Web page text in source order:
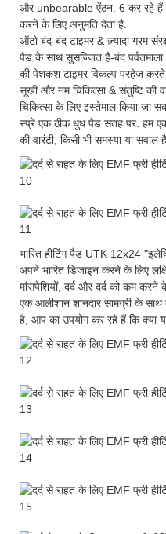
और unbearable ऐंठन. 6 कर रहे हैं
करने के लिए अनुमति देता है.
ऑटो बंद-बंद टाइमर & ज़्यादा गरम
पैड के साथ सुसज्जित है-बंद
की पेशकश टाइमर विकल्प परहेज करते
सूखी और नम चिकित्सा & संतुष्टि की
चिकित्सा के लिए इस्तेमाल किया जा
स्प्रे एक ठीक धुंध पैड सतह पर. हम
की वारंटी, किसी भी समस्या या
भारित हीटिंग पैड UTK 12x24
अपने भारित डिजाइन करने के लिए
मांसपेशियों, दर्द और दर्द को कम करने
एक आलीशान शानदार सामग्री के
है, आप का उपयोग कर रहे हैं कि क्या